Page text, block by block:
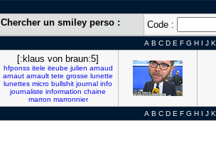
Chercher un smiley perso : Code :
A B C D E F G H I J K
[:klaus von braun:5]
hfponss itele iteube julien arnaud
arnaut arnault tete grosse lunette
lunettes micro bullshit journal info
journaliste information chaine
marron marronnier
A B C D E F G H I J K